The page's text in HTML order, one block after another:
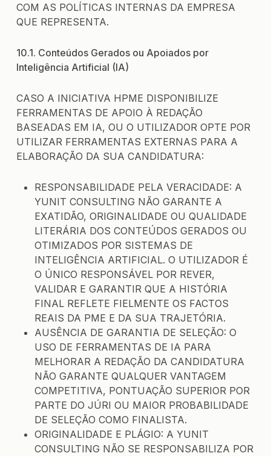
COM AS POLÍTICAS INTERNAS DA EMPRESA
QUE REPRESENTA.
10.1. Conteúdos Gerados ou Apoiados por
Inteligência Artificial (IA)
CASO A INICIATIVA HPME DISPONIBILIZE
FERRAMENTAS DE APOIO À REDAÇÃO
BASEADAS EM IA, OU O UTILIZADOR OPTE POR
UTILIZAR FERRAMENTAS EXTERNAS PARA A
ELABORAÇÃO DA SUA CANDIDATURA:
RESPONSABILIDADE PELA VERACIDADE: A
YUNIT CONSULTING NÃO GARANTE A
EXATIDÃO, ORIGINALIDADE OU QUALIDADE
LITERÁRIA DOS CONTEÚDOS GERADOS OU
OTIMIZADOS POR SISTEMAS DE
INTELIGÊNCIA ARTIFICIAL. O UTILIZADOR É
O ÚNICO RESPONSÁVEL POR REVER,
VALIDAR E GARANTIR QUE A HISTÓRIA
FINAL REFLETE FIELMENTE OS FACTOS
REAIS DA PME E DA SUA TRAJETÓRIA.
AUSÊNCIA DE GARANTIA DE SELEÇÃO: O
USO DE FERRAMENTAS DE IA PARA
MELHORAR A REDAÇÃO DA CANDIDATURA
NÃO GARANTE QUALQUER VANTAGEM
COMPETITIVA, PONTUAÇÃO SUPERIOR POR
PARTE DO JÚRI OU MAIOR PROBABILIDADE
DE SELEÇÃO COMO FINALISTA.
ORIGINALIDADE E PLÁGIO: A YUNIT
CONSULTING NÃO SE RESPONSABILIZA POR